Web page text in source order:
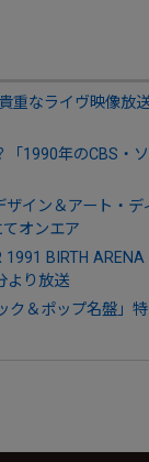
重なライヴ映像放
1990年のCBS・
イン＆アート・
オンエア
BIRTH
より放送
ク＆ポップ名盤」